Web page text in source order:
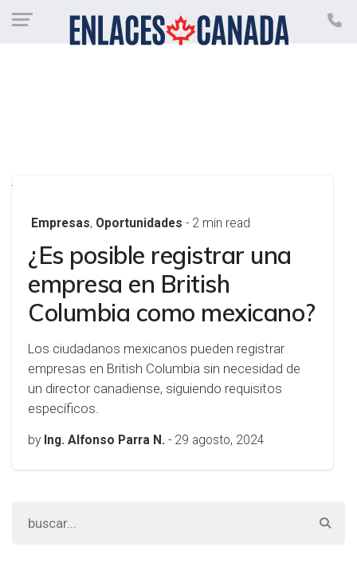
Empresas, Oportunidades - 2 min read
¿Es posible registrar una
empresa en British
Columbia como mexicano?
Los ciudadanos mexicanos pueden registrar
empresas en British Columbia sin necesidad de
un director canadiense, siguiendo requisitos
específicos.
by Ing. Alfonso Parra N. - 29 agosto, 2024